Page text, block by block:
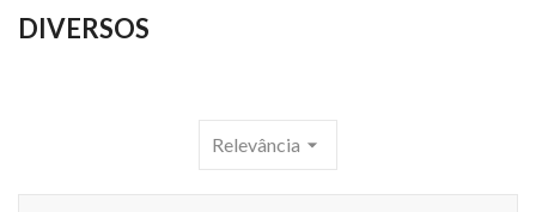
DIVERSOS
Relevância arrow_drop_down